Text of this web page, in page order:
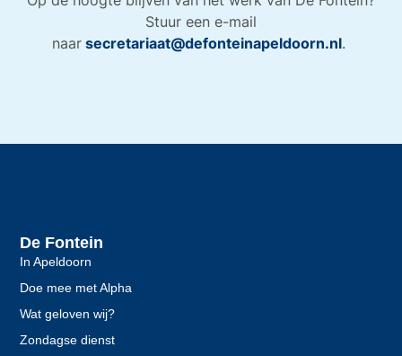
Stuur een e-mail
naar secretariaat@defonteinapeldoorn.nl.
De Fontein
In Apeldoorn
Doe mee met Alpha
Wat geloven wij?
Zondagse dienst